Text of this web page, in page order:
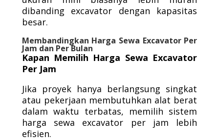
dibanding excavator dengan kapasitas
besar.
Membandingkan Harga Sewa Excavator Per
Jam dan Per Bulan
Kapan Memilih Harga Sewa Excavator
Per Jam
Jika proyek hanya berlangsung singkat
atau pekerjaan membutuhkan alat berat
dalam waktu terbatas, memilih sistem
harga sewa excavator per jam lebih
efisien.